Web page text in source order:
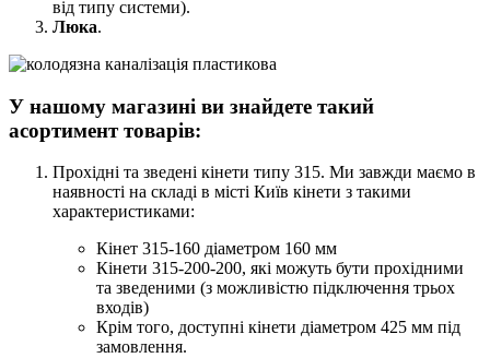
від типу системи).
Люка.
У нашому магазині ви знайдете такий
асортимент товарів:
Прохідні та зведені кінети типу 315. Ми завжди маємо в
наявності на складі в місті Київ кінети з такими
характеристиками:
Кінет 315-160 діаметром 160 мм
Кінети 315-200-200, які можуть бути прохідними
та зведеними (з можливістю підключення трьох
входів)
Крім того, доступні кінети діаметром 425 мм під
замовлення.